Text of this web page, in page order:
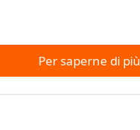
Per saperne di più